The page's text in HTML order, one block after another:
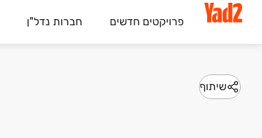
פרויקטים חדשים חברות נדל"ן
שיתוף